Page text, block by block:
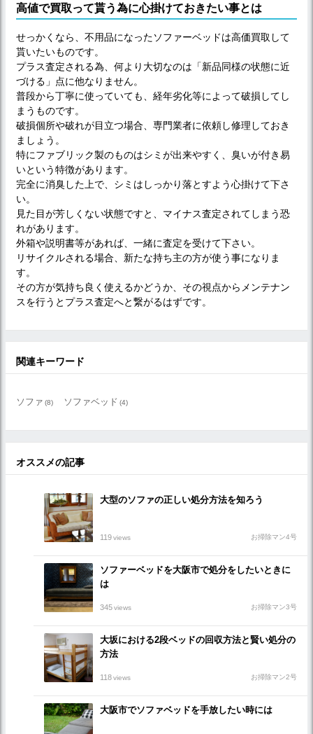
高値で買取って貰う為に心掛けておきたい事とは
せっかくなら、不用品になったソファーベッドは高価買取して
貰いたいものです。
プラス査定される為、何より大切なのは「新品同様の状態に近
づける」点に他なりません。
普段から丁寧に使っていても、経年劣化等によって破損してし
まうものです。
破損個所や破れが目立つ場合、専門業者に依頼し修理しておき
ましょう。
特にファブリック製のものはシミが出来やすく、臭いが付き易
いという特徴があります。
完全に消臭した上で、シミはしっかり落とすよう心掛けて下さ
い。
見た目が芳しくない状態ですと、マイナス査定されてしまう恐
れがあります。
外箱や説明書等があれば、一緒に査定を受けて下さい。
リサイクルされる場合、新たな持ち主の方が使う事になりま
す。
その方が気持ち良く使えるかどうか、その視点からメンテナン
スを行うとプラス査定へと繋がるはずです。
関連キーワード
ソファ (8) ソファベッド (4)
オススメの記事
大型のソファの正しい処分方法を知ろう
119views お掃除マン4号
ソファーベッドを大阪市で処分をしたいときに
は
345views お掃除マン3号
大坂における2段ベッドの回収方法と賢い処分の
方法
118views お掃除マン2号
大阪市でソファベッドを手放したい時には